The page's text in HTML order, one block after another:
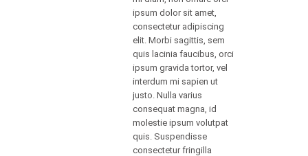
ipsum dolor sit amet,
consectetur adipiscing
elit. Morbi sagittis, sem
quis lacinia faucibus, orci
ipsum gravida tortor, vel
interdum mi sapien ut
justo. Nulla varius
consequat magna, id
molestie ipsum volutpat
quis. Suspendisse
consectetur fringilla